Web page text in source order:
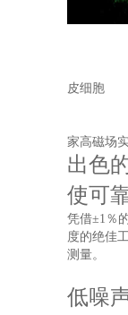
表达
皮细胞
样品
家高磁场
出色
使可
凭借±1％
度的绝佳
测量。
低噪